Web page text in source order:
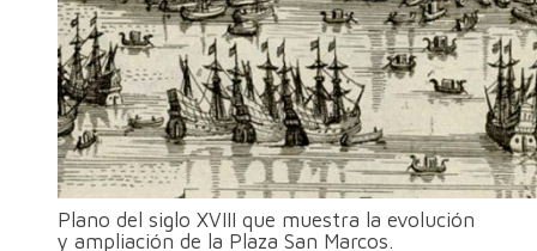
Plano del siglo XVIII que muestra la evolución
y ampliación de la Plaza San Marcos.